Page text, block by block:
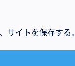
イトを保存する。